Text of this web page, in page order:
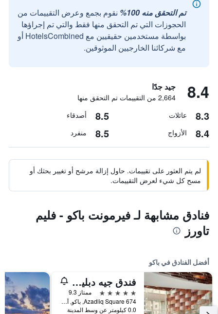
تم التحقق منه 100%
نقوم بجمع وعرض التقييمات من
الحجوزات التي تم التحقق منها فقط والتي تم إجراؤها
بواسطة مستخدمين حقيقيين مع HotelsCombined أو
مع شركائنا الخارجيين الموثوقين.
8.4 جيد جدًا
2,664 من التقييمات تم التحقق منها
8.3 عائلات 8.5 أصدقاء
8.4 الأزواج 8.5 منفرد
لم يتم العثور على تقييمات. حاول إزالة مرشح أو تغيير بحثك أو
مسح كل شيء لعرض التقييمات.
فنادق مشابهة لـ فيرمونت باكو - فليم
تاورز
أفضل الفنادق في باكو
فندق جيه دبليو ماريوت أبشيرون باكو
5 نجوم
ممتاز 9.3
674 Azadliq Square, باكو, أذربيجان
0.0 كيلومتر عن وسط المدينة